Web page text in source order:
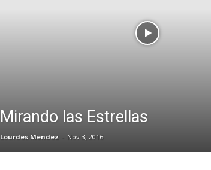
Mirando las Estrellas
Lourdes Mendez - Nov 3, 2016